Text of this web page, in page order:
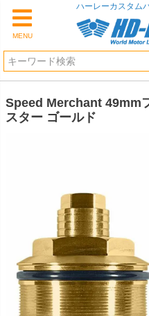
MENU
ハーレーカスタム
Speed Merchant 49mm
スター ゴールド